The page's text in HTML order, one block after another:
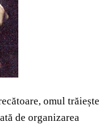
omul trăiește
de organizarea